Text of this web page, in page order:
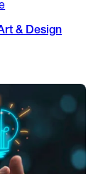
& Design